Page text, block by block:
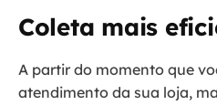
Coleta mais
A partir do momento que
atendimento da sua loja,